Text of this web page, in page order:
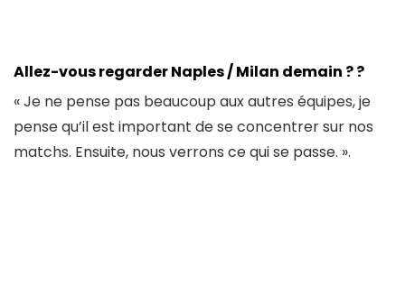
Allez-vous regarder Naples / Milan demain ? ?
« Je ne pense pas beaucoup aux autres équipes, je
pense qu’il est important de se concentrer sur nos
matchs. Ensuite, nous verrons ce qui se passe. ».